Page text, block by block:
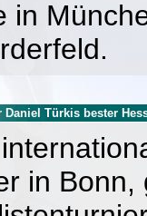
in
Daniel Türkis bester
in Bonn,